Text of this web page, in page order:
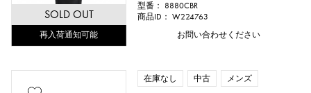
SOLD OUT
再入荷通知可能
型番： 8880CBR
商品ID： W224763
お問い合わせください
在庫なし 中古 メンズ